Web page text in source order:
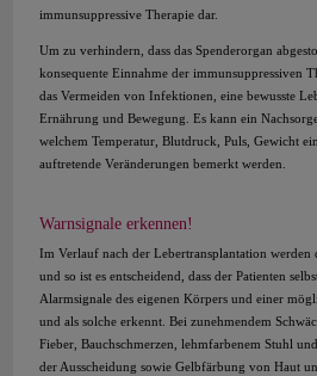
immunsuppressive Therapie dar.
Um zu verhindern, dass das Spenderorgan
konsequente Einnahme der immunsuppressiven
das Vermeiden von Infektionen, eine bewusste
Ernährung und Bewegung. Es kann ein
welchem Temperatur, Blutdruck, Puls, Gewicht
auftretende Veränderungen bemerkt werden.
Warnsignale erkennen!
Im Verlauf nach der Lebertransplantation werden
und so ist es entscheidend, dass der Patienten
Alarmsignale des eigenen Körpers und einer
und als solche erkennt. Bei zunehmendem
Fieber, Bauchschmerzen, lehmfarbenem Stuhl
der Ausscheidung sowie Gelbfärbung von Haut